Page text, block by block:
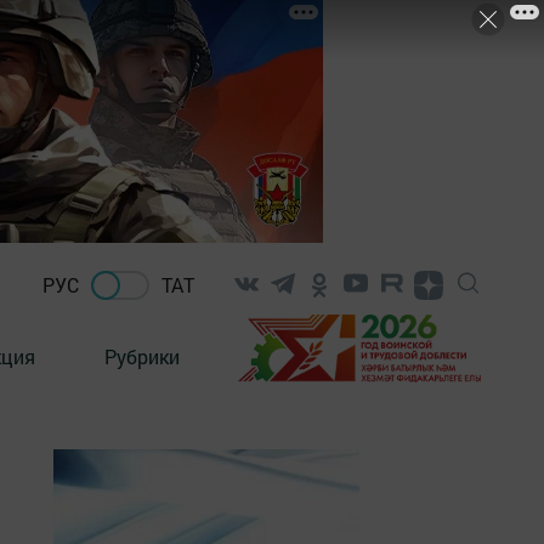
РУС ТАТ
Рубрики